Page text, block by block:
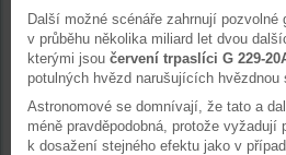
Další možné scénáře zahrnují pozvolné
v průběhu několika miliard let dvou
kterými jsou červení trpaslíci G 229-
potulných hvězd narušujících hvězdnou
Astronomové se domnívají, že tato a
méně pravděpodobná, protože
k dosažení stejného efektu jako v